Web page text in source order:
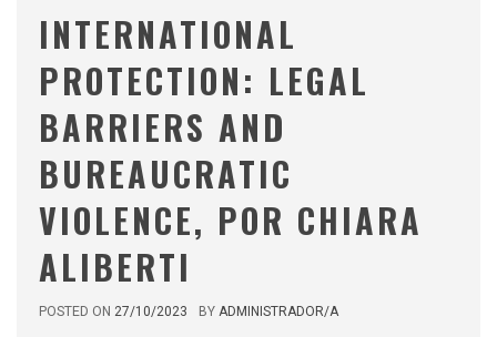
INTERNATIONAL
PROTECTION: LEGAL
BARRIERS AND
BUREAUCRATIC
VIOLENCE, POR CHIARA
ALIBERTI
POSTED ON 27/10/2023 BYADMINISTRADOR/A